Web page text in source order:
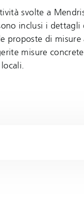
svolte a
inclusi i
proposte di
misure